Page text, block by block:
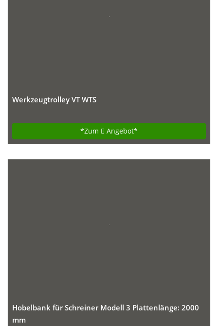
Werkzeugtrolley VT WTS
*Zum Angebot*
Hobelbank für Schreiner Modell 3 Plattenlänge: 2000
mm